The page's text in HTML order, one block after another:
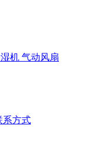
机 气动风扇
系方式